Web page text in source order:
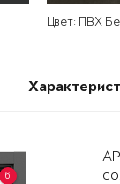
Цвет: ПВХ
6